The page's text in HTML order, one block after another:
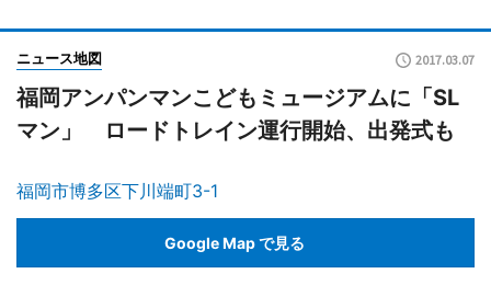
ニュース地図 2017.03.07
福岡アンパンマンこどもミュージアムに「SL
マン」 ロードトレイン運行開始、出発式も
福岡市博多区下川端町3-1
Google Map で見る